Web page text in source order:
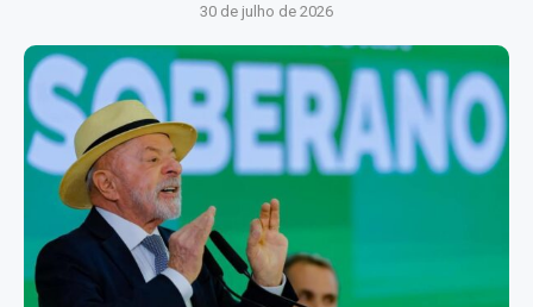
30 de julho de 2026